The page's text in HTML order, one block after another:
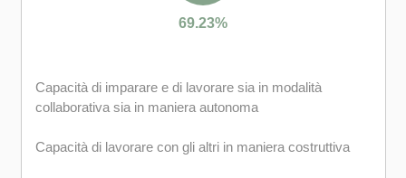
69.23%
Capacità di imparare e di lavorare sia in modalità
collaborativa sia in maniera autonoma
Capacità di lavorare con gli altri in maniera costruttiva